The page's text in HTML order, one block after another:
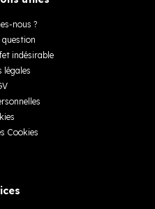
nous ?
question
indésirable
légales
Cookies